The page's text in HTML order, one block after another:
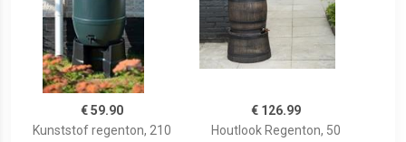
€ 59.90
Kunststof regenton, 210
€ 126.99
Houtlook Regenton, 50